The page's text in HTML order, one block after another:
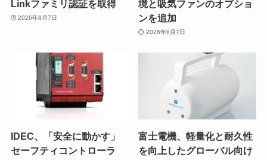
Linkファミリ認証を取得
2026年8月7日
境と吸気ファンのオプショ
ンを追加
2026年8月7日
IDEC、「安全に動かす」
セーフティコントローラ
富士電機、軽量化と耐久性
を向上したグローバル向け